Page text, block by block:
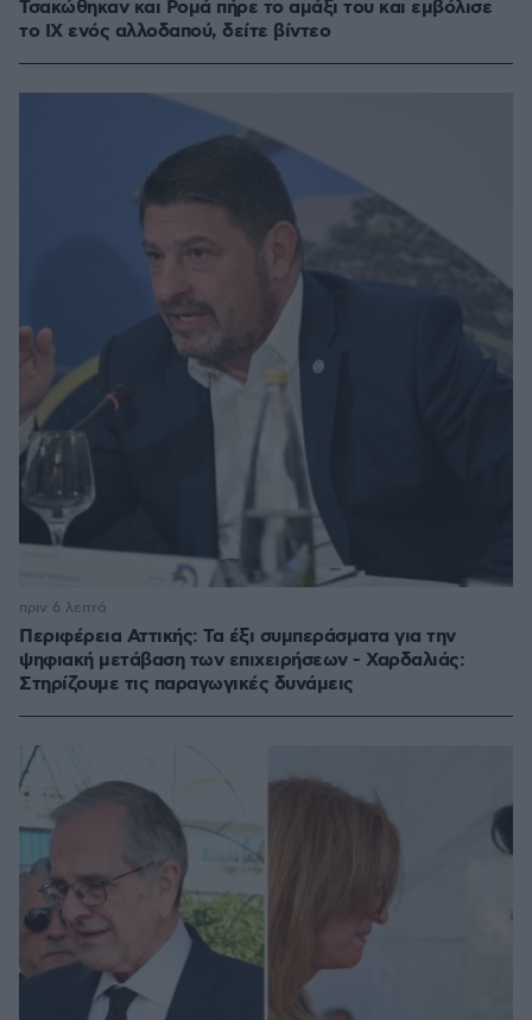
Τσακώθηκαν και Ρομά πήρε το αμάξι του και εμβόλισε
το ΙΧ ενός αλλοδαπού, δείτε βίντεο
Περιφέρεια Αττικής: Τα έξι συμπεράσματα για την
ψηφιακή μετάβαση των επιχειρήσεων - Χαρδαλιάς:
Στηρίζουμε τις παραγωγικές δυνάμεις
πριν 6 λεπτά